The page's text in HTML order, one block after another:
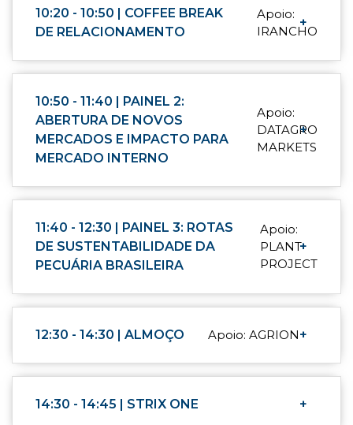
10:20 - 10:50 | COFFEE BREAK
DE RELACIONAMENTO
Apoio:
IRANCHO
+
10:50 - 11:40 | PAINEL 2:
ABERTURA DE NOVOS
MERCADOS E IMPACTO PARA
MERCADO INTERNO
Apoio:
DATAGRO
MARKETS
+
11:40 - 12:30 | PAINEL 3: ROTAS
DE SUSTENTABILIDADE DA
PECUÁRIA BRASILEIRA
Apoio:
PLANT
PROJECT
+
12:30 - 14:30 | ALMOÇO Apoio: AGRION+
14:30 - 14:45 | STRIX ONE +